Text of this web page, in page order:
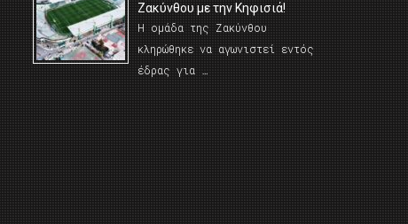
Ζακύνθου με την Κηφισιά!
Η ομάδα της Ζακύνθου
κληρώθηκε να αγωνιστεί εντός
έδρας για …